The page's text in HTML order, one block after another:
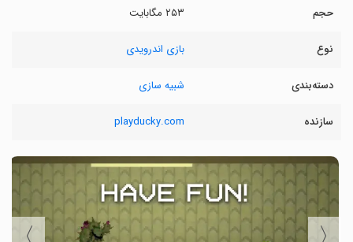
حجم ۲۵۳ مگابایت
نوع بازی اندرویدی
دسته‌بندی شبیه سازی
سازنده playducky.com
〈
〉